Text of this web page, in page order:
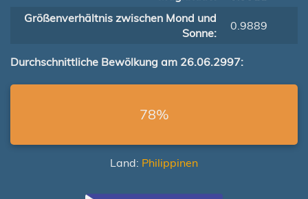
Größenverhältnis zwischen Mond und
Sonne:
0.9889
Durchschnittliche Bewölkung am 26.06.2997:
78%
Land: Philippinen